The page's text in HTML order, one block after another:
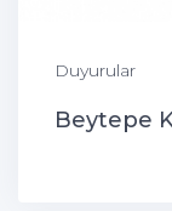
Duyurular
Beytepe